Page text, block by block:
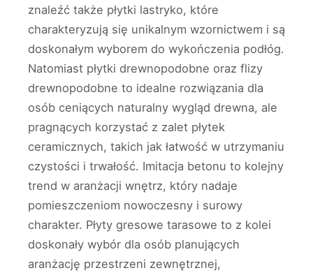
znaleźć także płytki lastryko, które
charakteryzują się unikalnym wzornictwem i są
doskonałym wyborem do wykończenia podłóg.
Natomiast płytki drewnopodobne oraz flizy
drewnopodobne to idealne rozwiązania dla
osób ceniących naturalny wygląd drewna, ale
pragnących korzystać z zalet płytek
ceramicznych, takich jak łatwość w utrzymaniu
czystości i trwałość. Imitacja betonu to kolejny
trend w aranżacji wnętrz, który nadaje
pomieszczeniom nowoczesny i surowy
charakter. Płyty gresowe tarasowe to z kolei
doskonały wybór dla osób planujących
aranżację przestrzeni zewnętrznej,